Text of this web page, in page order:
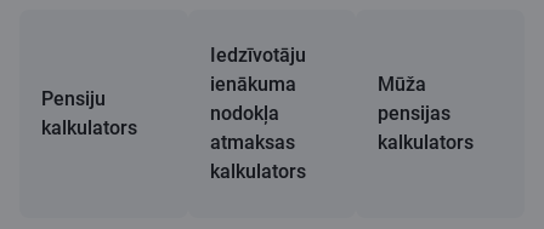
Pensiju
kalkulators
Iedzīvotāju
ienākuma
nodokļa
atmaksas
kalkulators
Mūža
pensijas
kalkulators